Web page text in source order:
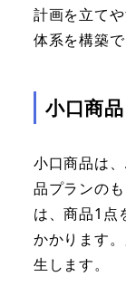
計画を立て
体系を構築で
小口商品
小口商品は
品プランの
は、商品1点
かかります
生します。